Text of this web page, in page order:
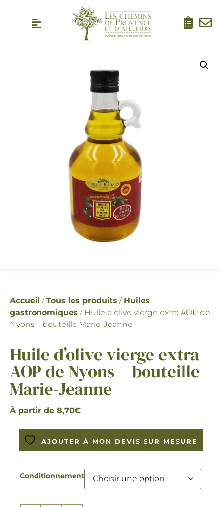
Accueil /Tous les produits / Huiles
gastronomiques / Huile d’olive vierge extra AOP de
Nyons – bouteille Marie-Jeanne
Huile d’olive vierge extra
AOP de Nyons – bouteille
Marie-Jeanne
À partir de 8,70€
AJOUTER À MON DEVIS SUR MESURE
Conditionnement